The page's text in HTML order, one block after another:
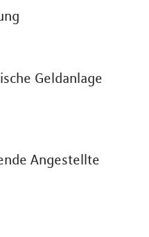
Geldanlage
Angestellte